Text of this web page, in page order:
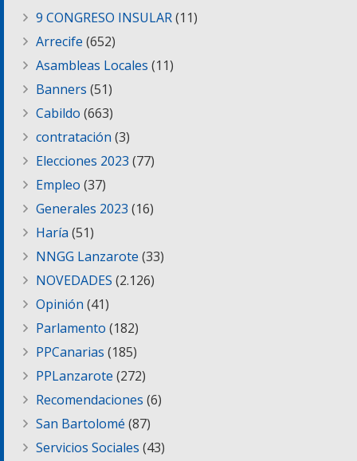
9 CONGRESO INSULAR(11)
Arrecife (652)
Asambleas Locales (11)
Banners (51)
Cabildo (663)
contratación (3)
Elecciones 2023 (77)
Empleo (37)
Generales 2023 (16)
Haría (51)
NNGG Lanzarote (33)
NOVEDADES (2.126)
Opinión (41)
Parlamento (182)
PPCanarias (185)
PPLanzarote (272)
Recomendaciones (6)
San Bartolomé (87)
Servicios Sociales (43)